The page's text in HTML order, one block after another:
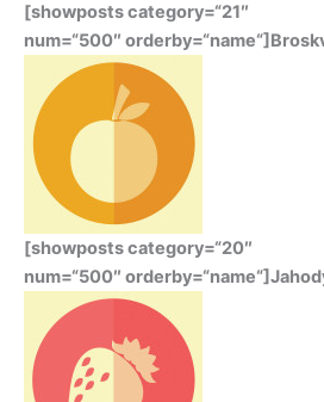
[showposts category=“21″
num=“500″
[showposts category=“20″
num=“500″